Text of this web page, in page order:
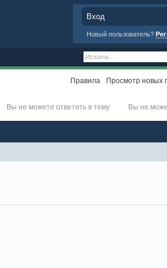
Вход
Новый пользователь?
Правила Просмотр новых
Вы не
Вы не можете ответить в тему